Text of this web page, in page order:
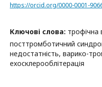
https://orcid.org/0000-0001-
Ключові слова: трофічна
посттромботичний
недостатність, варико-
ехосклерооблітерація